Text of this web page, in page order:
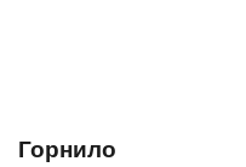
Горнило